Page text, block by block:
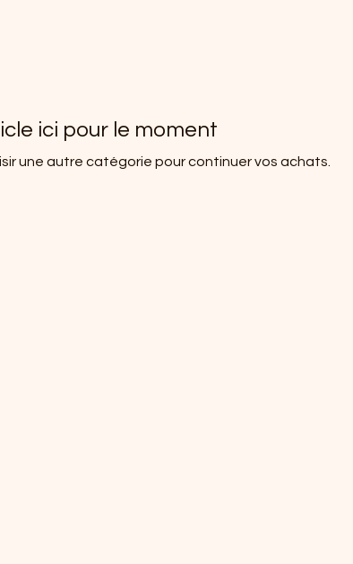
ici pour le moment
une autre catégorie pour continuer vos achats.